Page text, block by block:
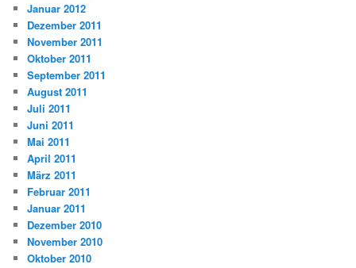
Januar 2012
Dezember 2011
November 2011
Oktober 2011
September 2011
August 2011
Juli 2011
Juni 2011
Mai 2011
April 2011
März 2011
Februar 2011
Januar 2011
Dezember 2010
November 2010
Oktober 2010